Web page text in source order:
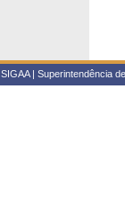
SIGAA | Superintendência